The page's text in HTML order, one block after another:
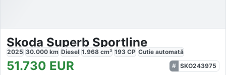
Skoda Superb Sportline
2025 30.000 km Diesel 1.968 cm³ 193 CP Cutie automată
51.730 EUR
SKO243975